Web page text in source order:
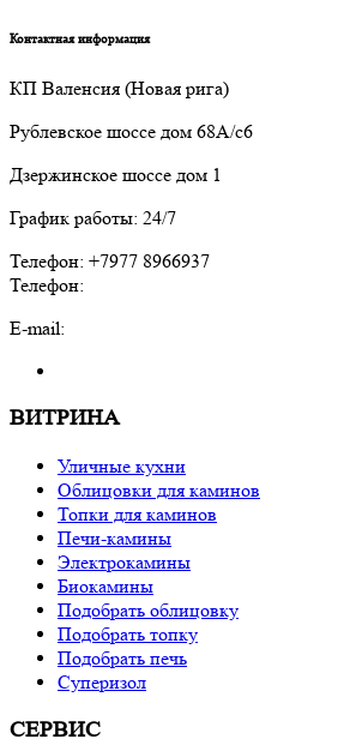
Контактная информация
КП Валенсия (Новая рига)
Рублевское шоссе дом 68А/с6
Дзержинское шоссе дом 1
График работы: 24/7
Телефон: +7977 8966937
Телефон:
E-mail:
ВИТРИНА
Уличные кухни
Облицовки для каминов
Топки для каминов
Печи-камины
Электрокамины
Биокамины
Подобрать облицовку
Подобрать топку
Подобрать печь
Суперизол
СЕРВИС